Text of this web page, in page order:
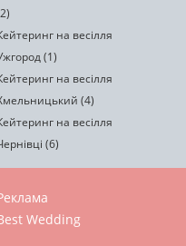
на весілля
(1)
на весілля
(4)
на весілля
(6)
Wedding